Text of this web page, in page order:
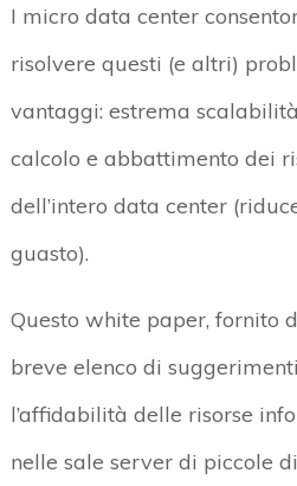
I micro data center
risolvere questi (e altri)
vantaggi: estrema
calcolo e abbattimento dei
dell’intero data center
guasto).
Questo white paper, fornito
breve elenco di
l’affidabilità delle risorse
nelle sale server di piccole